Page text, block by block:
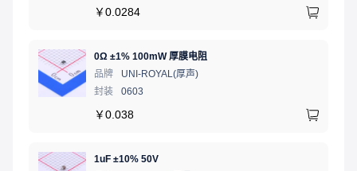
￥0.0284
0Ω ±1% 100mW 厚膜电阻
品牌
UNI-ROYAL(厚声)
封装
0603
￥0.038
1uF ±10% 50V